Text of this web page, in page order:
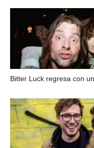
Bitter Luck regresa con